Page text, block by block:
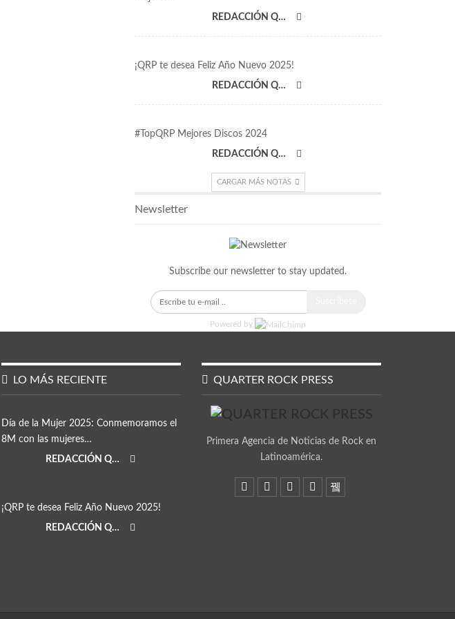
REDACCIÓN QRP
¡QRP te desea Feliz Año Nuevo 2025!
REDACCIÓN QRP
#TopQRP Mejores Discos 2024
REDACCIÓN QRP
CARGAR MÁS NOTAS
Newsletter
Subscribe our newsletter to stay updated.
Powered by
LO MÁS RECIENTE
Día de la Mujer 2025: Conmemoramos el
8M con las mujeres…
REDACCIÓN QRP
¡QRP te desea Feliz Año Nuevo 2025!
REDACCIÓN QRP
QUARTER ROCK PRESS
Primera Agencia de Noticias de Rock en
Latinoamérica.